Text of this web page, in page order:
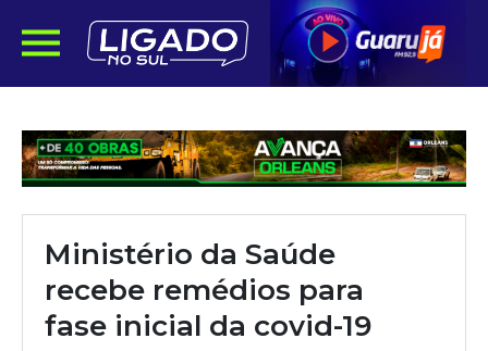
Ministério da Saúde
recebe remédios para
fase inicial da covid-19